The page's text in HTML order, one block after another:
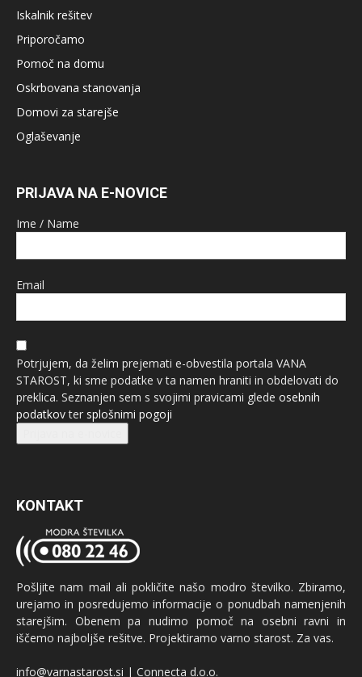
Iskalnik rešitev
Priporočamo
Pomoč na domu
Oskrbovana stanovanja
Domovi za starejše
Oglaševanje
PRIJAVA NA E-NOVICE
Ime / Name
Email
Potrjujem, da želim prejemati e-obvestila portala VANA
STAROST, ki sme podatke v ta namen hraniti in obdelovati do
preklica. Seznanjen sem s svojimi pravicami glede osebnih
podatkovter splošnimi pogoji
KONTAKT
Pošljite nam mail ali pokličite našo modro številko. Zbiramo,
urejamo in posredujemo informacije o ponudbah namenjenih
starejšim. Obenem pa nudimo pomoč na osebni ravni in
iščemo najboljše rešitve. Projektiramo varno starost. Za vas.
info@varnastarost.si | Connecta d.o.o.